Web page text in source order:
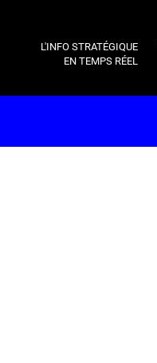
L'INFO STRATÉGIQUE
EN TEMPS RÉEL